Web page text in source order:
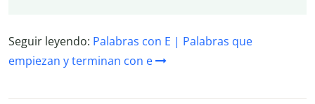
Seguir leyendo: Palabras con E | Palabras que
empiezan y terminan con e